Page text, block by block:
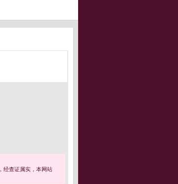
经查证属实，本网站